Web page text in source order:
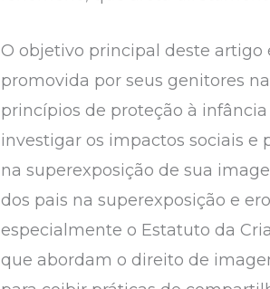
O objetivo principal deste artigo
promovida por seus genitores
princípios de proteção à
investigar os impactos sociais e
na superexposição de sua
dos pais na superexposição e
especialmente o Estatuto da
que abordam o direito de